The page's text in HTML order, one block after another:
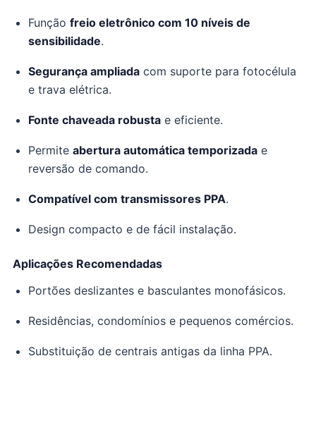
Função freio eletrônico com 10 níveis de
sensibilidade.
Segurança ampliadacom suporte para fotocélula
e trava elétrica.
Fonte chaveada robustae eficiente.
Permite abertura automática temporizadae
reversão de comando.
Compatível com transmissores PPA.
Design compacto e de fácil instalação.
Aplicações Recomendadas
Portões deslizantes e basculantes monofásicos.
Residências, condomínios e pequenos comércios.
Substituição de centrais antigas da linha PPA.